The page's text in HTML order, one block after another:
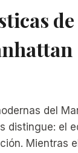
del
distingue: el
Mientras